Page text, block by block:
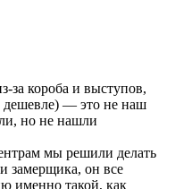
за короба и выступов,
дешевле) — это не наш
но не нашли
мы решили делать
замерщика, он все
именно такой, как